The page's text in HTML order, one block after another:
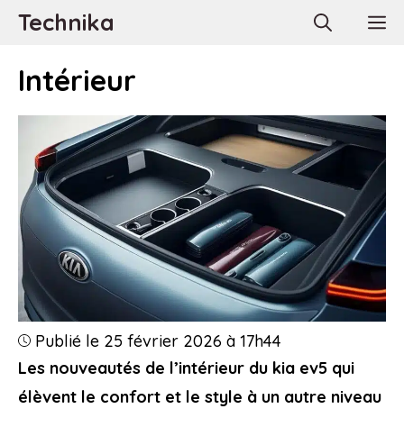
AllerTechnika
Intérieur
Les nouveautés de l’intérieur du kia ev5 qui
élèvent le confort et le style à un autre niveau
Publié le 25 février 2026 à 17h44